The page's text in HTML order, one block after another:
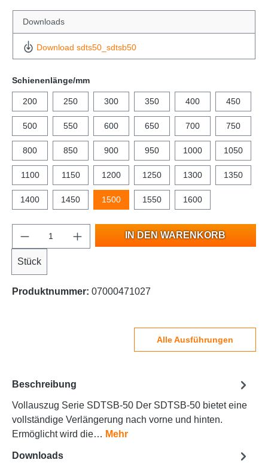
Downloads
Download sdts50_sdtsb50
Schienenlänge/mm
200 250 300 350 400 450
500 550 600 650 700 750
800 850 900 950 1000 1050
1100 1150 1200 1250 1300 1350
1400 1450 1500 1550 1600
Stück
IN DEN WARENKORB
Produktnummer: 07000471027
Alle Ausführungen
Beschreibung
Vollauszug Serie SDTSB-50 Der SDTSB-50 bietet eine
vollständige Verlängerung nach vorne und hinten.
Ermöglicht wird die… Mehr
Downloads